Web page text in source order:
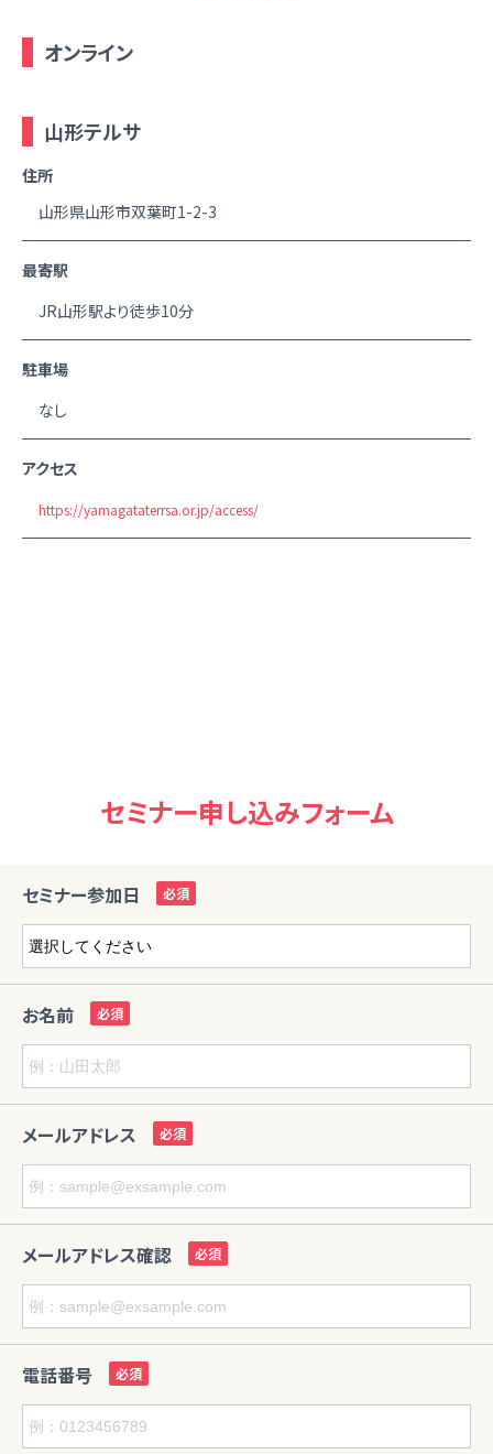
オンライン
山形テルサ
住所
山形県山形市双葉町1-2-3
最寄駅
JR山形駅より徒歩10分
駐車場
なし
アクセス
https://yamagataterrsa.or.jp/access/
セミナー申し込みフォーム
セミナー参加日
お名前
メールアドレス
メールアドレス確認
電話番号